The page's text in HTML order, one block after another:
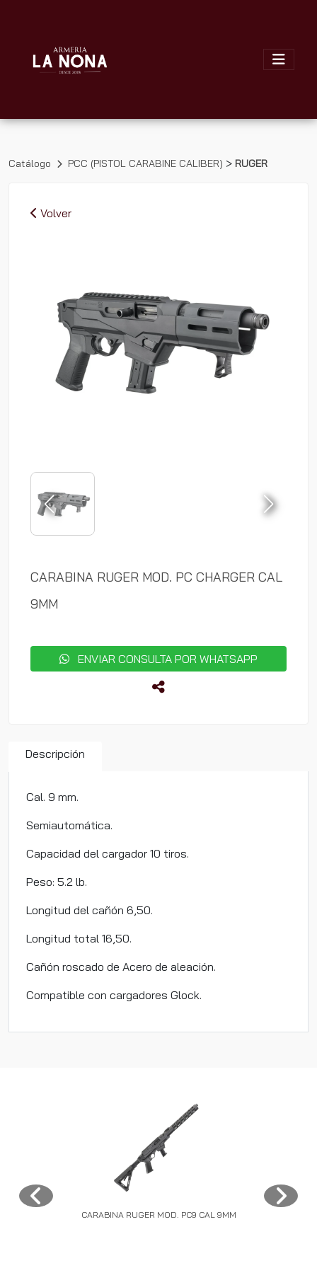
Catálogo PCC (PISTOL CARABINE CALIBER) > RUGER
Volver
CARABINA RUGER MOD. PC CHARGER CAL
9MM
ENVIAR CONSULTA POR WHATSAPP
Descripción
Cal. 9 mm.
Semiautomática.
Capacidad del cargador 10 tiros.
Peso: 5.2 lb.
Longitud del cañón 6,50.
Longitud total 16,50.
Cañón roscado de Acero de aleación.
Compatible con cargadores Glock.
CARABINA RUGER MOD. PC9 CAL 9MM